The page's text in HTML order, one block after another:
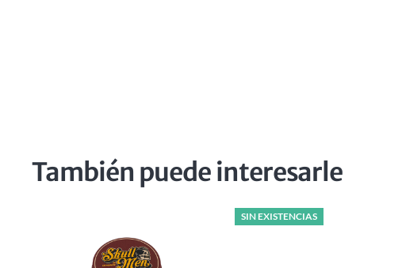
También puede interesarle
SIN EXISTENCIAS